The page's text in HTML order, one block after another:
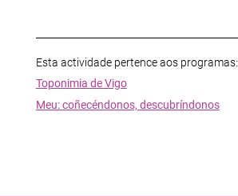
Esta actividade pertence aos programas:
Toponimia de Vigo
Meu: coñecéndonos, descubríndonos